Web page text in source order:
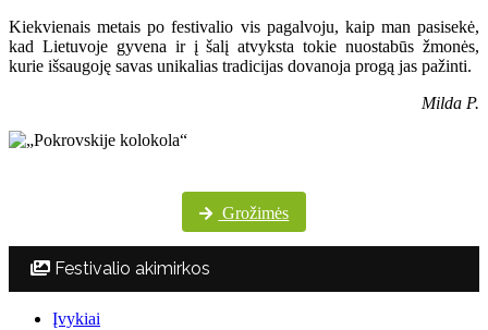
Kiekvienais metais po festivalio vis pagalvoju, kaip man pasisekė,
kad Lietuvoje gyvena ir į šalį atvyksta tokie nuostabūs žmonės,
kurie išsaugoję savas unikalias tradicijas dovanoja progą jas pažinti.
Milda P.
Grožimės
Festivalio akimirkos
Įvykiai